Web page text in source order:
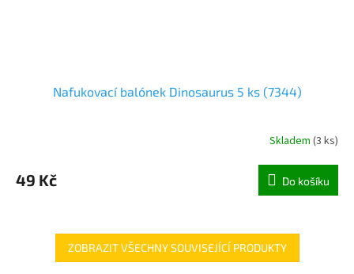
Nafukovací balónek Dinosaurus 5 ks (7344)
Skladem (3 ks)
49 Kč Do košíku
ZOBRAZIT VŠECHNY SOUVISEJÍCÍ PRODUKTY